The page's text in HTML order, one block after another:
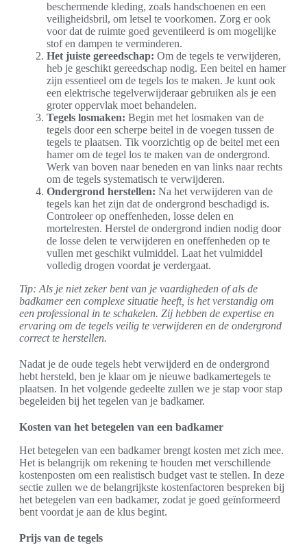
beschermende kleding, zoals handschoenen en een
veiligheidsbril, om letsel te voorkomen. Zorg er ook
voor dat de ruimte goed geventileerd is om mogelijke
stof en dampen te verminderen.
Het juiste gereedschap: Om de tegels te verwijderen,
heb je geschikt gereedschap nodig. Een beitel en hamer
zijn essentieel om de tegels los te maken. Je kunt ook
een elektrische tegelverwijderaar gebruiken als je een
groter oppervlak moet behandelen.
Tegels losmaken: Begin met het losmaken van de
tegels door een scherpe beitel in de voegen tussen de
tegels te plaatsen. Tik voorzichtig op de beitel met een
hamer om de tegel los te maken van de ondergrond.
Werk van boven naar beneden en van links naar rechts
om de tegels systematisch te verwijderen.
Ondergrond herstellen: Na het verwijderen van de
tegels kan het zijn dat de ondergrond beschadigd is.
Controleer op oneffenheden, losse delen en
mortelresten. Herstel de ondergrond indien nodig door
de losse delen te verwijderen en oneffenheden op te
vullen met geschikt vulmiddel. Laat het vulmiddel
volledig drogen voordat je verdergaat.
Tip: Als je niet zeker bent van je vaardigheden of als de
badkamer een complexe situatie heeft, is het verstandig om
een professional in te schakelen. Zij hebben de expertise en
ervaring om de tegels veilig te verwijderen en de ondergrond
correct te herstellen.
Nadat je de oude tegels hebt verwijderd en de ondergrond
hebt hersteld, ben je klaar om je nieuwe badkamertegels te
plaatsen. In het volgende gedeelte zullen we je stap voor stap
begeleiden bij het tegelen van je badkamer.
Kosten van het betegelen van een badkamer
Het betegelen van een badkamer brengt kosten met zich mee.
Het is belangrijk om rekening te houden met verschillende
kostenposten om een realistisch budget vast te stellen. In deze
sectie zullen we de belangrijkste kostenfactoren bespreken bij
het betegelen van een badkamer, zodat je goed geïnformeerd
bent voordat je aan de klus begint.
Prijs van de tegels